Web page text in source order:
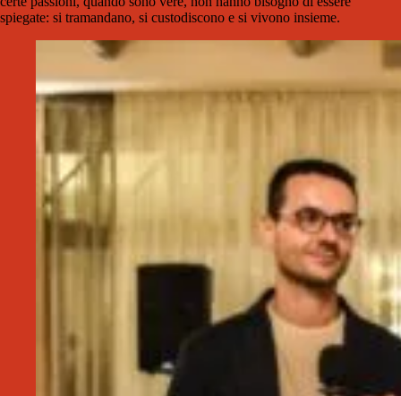
spiegate: si tramandano, si custodiscono e si vivono insieme.